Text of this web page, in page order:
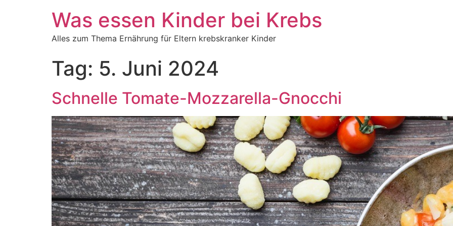
Was essen Kinder bei Krebs
Alles zum Thema Ernährung für Eltern krebskranker Kinder
Tag: 5. Juni 2024
Schnelle Tomate-Mozzarella-Gnocchi